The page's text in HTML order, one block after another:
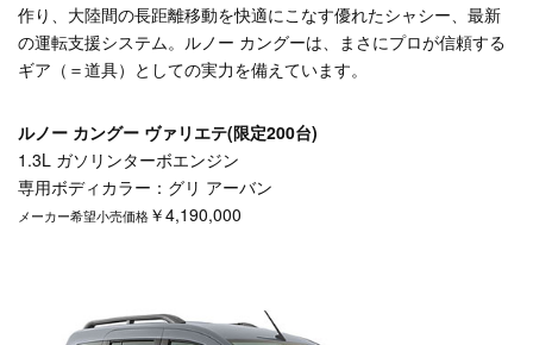
作り、大陸間の長距離移動を快適にこなす優れたシャシー、最新
の運転支援システム。ルノー カングーは、まさにプロが信頼する
ギア（＝道具）としての実力を備えています。
ルノー カングー ヴァリエテ(限定200台)
1.3L ガソリンターボエンジン
専用ボディカラー：グリ アーバン
メーカー希望小売価格 ￥4,190,000